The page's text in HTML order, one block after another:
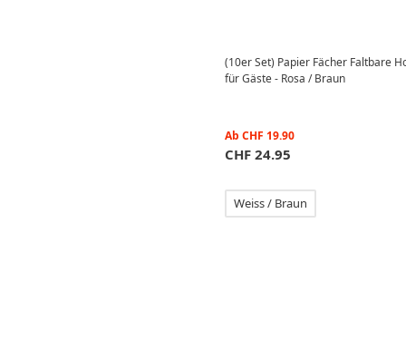
(10er Set) Papier Fächer Faltbare
für Gäste - Rosa / Braun
Ab CHF 19.90
CHF 24.95
Weiss / Braun